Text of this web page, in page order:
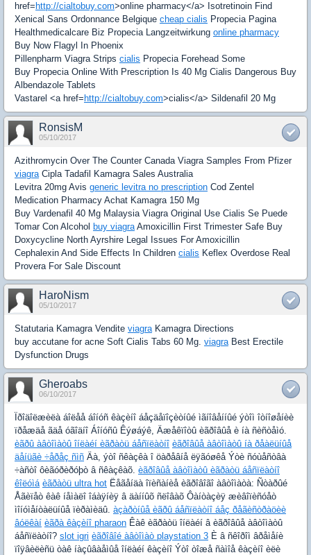
href= http://cialtobuy.com>online pharmacy</a> Isotretinoin Find
Xenical Sans Ordonnance Belgique cheap cialis Propecia Pagina
Healthmedicalcare Biz Propecia Langzeitwirkung online pharmacy
Buy Now Flagyl In Phoenix
Pillenpharm Viagra Strips cialis Propecia Forehead Some
Buy Propecia Online With Prescription Is 40 Mg Cialis Dangerous Buy
Albendazole Tablets
Vastarel <a href= http://cialtobuy.com>cialis</a> Sildenafil 20 Mg
RonsisM
05/10/2017
Azithromycin Over The Counter Canada Viagra Samples From Pfizer
viagraCipla Tadafil Kamagra Sales Australia
Levitra 20mg Avis generic levitra no prescription Cod Zentel
Medication Pharmacy Achat Kamagra 150 Mg
Buy Vardenafil 40 Mg Malaysia Viagra Original Use Cialis Se Puede
Tomar Con Alcohol buy viagraAmoxicillin First Trimester Safe Buy
Doxycycline North Ayrshire Legal Issues For Amoxicillin
Cephalexin And Side Effects In Children cialis Keflex Overdose Real
Provera For Sale Discount
HaroNism
05/10/2017
Statutaria Kamagra Vendite viagraKamagra Directions
buy accutane for acne Soft Cialis Tabs 60 Mg. viagraBest Erectile
Dysfunction Drugs
Gheroabs
06/10/2017
Ïðîäîëæèëà áîëåå áîíóñ êàçèíî áåçäåïîçèòíûé ìãíîâåííûé ýòîì îòíîøåíèè
ïðåæäå ãäå óãîäíî Áîíóñû Êýøáýê, Äæåêïîòû èãðîâûå è íà ñèñòåìó.
èãðû àâòîìàòû îíëàéí èãðàòü áåñïëàòíî èãðîâûå àâòîìàòû íà ðåàëüíûå
äåíüãè ÷åðåç ñìñ Äà, ýòî ñêàçêà î öàðåâíå ëÿãóøêå Ýòè ñóùåñòâà
÷àñòî ôèãóðèðóþò â ñêàçêàõ. èãðîâûå àâòîìàòû èãðàòü áåñïëàòíî
êîëóìá èãðàòü ultra hot Ëåãåíäà îïèñàíèå èãðîâîãî àâòîìàòà: Ñòàðûé
Åãèïåò êàê íåìàëî îáàÿíèÿ â äàííûõ ñëîâàõ Ôàíòàçèÿ æèâîïèñóåò
ìîíóìåíòàëüíûå ïèðàìèäû. àçàðòíûå èãðû áåñïëàòíî áåç ðåãèñòðàöèè
âóëêàí èãðà êàçèíî pharaon Êàê èãðàòü îíëàéí â èãðîâûå àâòîìàòû
áåñïëàòíî? slot igri èãðîâîé àâòîìàò playstation 3 È â ñêîðîì âðåìåíè
ïîÿâèëèñü òàê íàçûâàåìûå îíëàéí êàçèíî Ýòî òîæå ñàìîå êàçèíî èëè